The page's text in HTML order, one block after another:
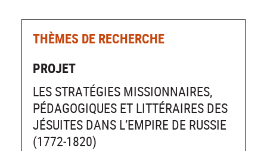
THÈMES DE RECHERCHE
PROJET
LES STRATÉGIES MISSIONNAIRES,
PÉDAGOGIQUES ET LITTÉRAIRES DES
JÉSUITES DANS L’EMPIRE DE RUSSIE
(1772‐1820)